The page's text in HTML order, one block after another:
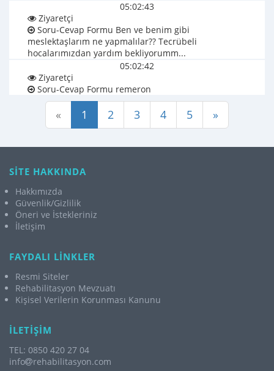
05:02:43
Ziyaretçi
Soru-Cevap Formu Ben ve benim gibi
meslektaşlarım ne yapmalılar?? Tecrübeli
hocalarımızdan yardım bekliyorumm...
05:02:42
Ziyaretçi
Soru-Cevap Formu remeron
« 1 2 3 4 5 »
SİTE HAKKINDA
Hakkımızda
Güvenlik/Gizlilik
Öneri ve İstekleriniz
İletişim
FAYDALI LİNKLER
Resmi Siteler
Rehabilitasyon Mevzuatı
Kişisel Verilerin Korunması Kanunu
İLETİŞİM
TEL: 0850 420 27 04
info
rehabilitasyon.com